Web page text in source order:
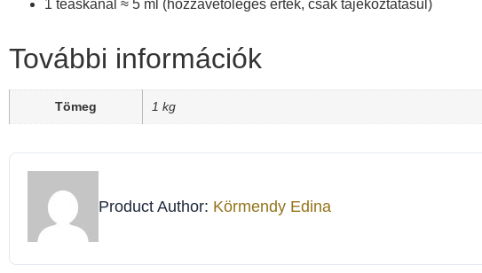
1 teáskanál ≈ 5 ml (hozzávetőleges érték, csak tájékoztatásul)
További információk
Tömeg 1 kg
Product Author: Körmendy Edina